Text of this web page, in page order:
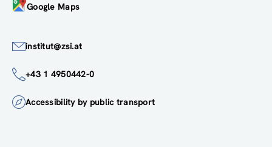
Google Maps
institut@zsi.at
+43 1 4950442-0
Accessibility by public transport